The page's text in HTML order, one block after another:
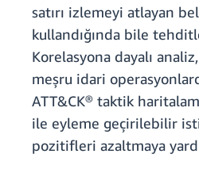
satırı izlemeyi atlayan
kullandığında bile
Korelasyona dayalı
meşru idari
ATT&CK® taktik
ile eyleme geçirilebilir
pozitifleri azaltmaya